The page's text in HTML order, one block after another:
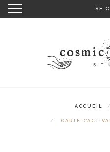
Skip
to
SE
Toggle
navigation
ACCUEIL
CARTE